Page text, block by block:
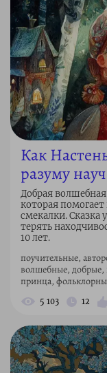
Как
разуму
Добрая
которая
смекалки. Сказка
терять
10 лет.
поучительные,
волшебные, добрые,
принца,
5 103 12